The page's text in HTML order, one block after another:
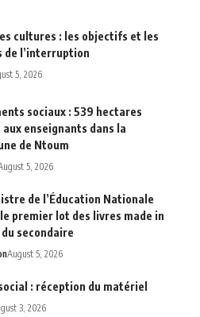
cultures : les objectifs et les
de l’interruption
5, 2026
sociaux : 539 hectares
aux enseignants dans la
de Ntoum
5, 2026
de l’Éducation Nationale
premier lot des livres made in
du secondaire
August 5, 2026
: réception du matériel
3, 2026